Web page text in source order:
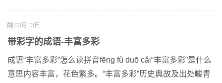
03月13日
带彩字的成语-丰富多彩
成语“丰富多彩”怎么读拼音fēng fù duō cǎi“丰富多彩”是什么
意思内容丰富，花色繁多。“丰富多彩”历史典故及出处峻青